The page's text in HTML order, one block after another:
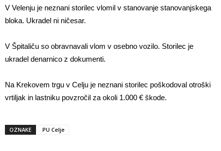
V Velenju je neznani storilec vlomil v stanovanje stanovanjskega
bloka. Ukradel ni ničesar.
V Špitaliču so obravnavali vlom v osebno vozilo. Storilec je
ukradel denarnico z dokumenti.
Na Krekovem trgu v Celju je neznani storilec poškodoval otroški
vrtiljak in lastniku povzročil za okoli 1.000 € škode.
OZNAKE PU Celje